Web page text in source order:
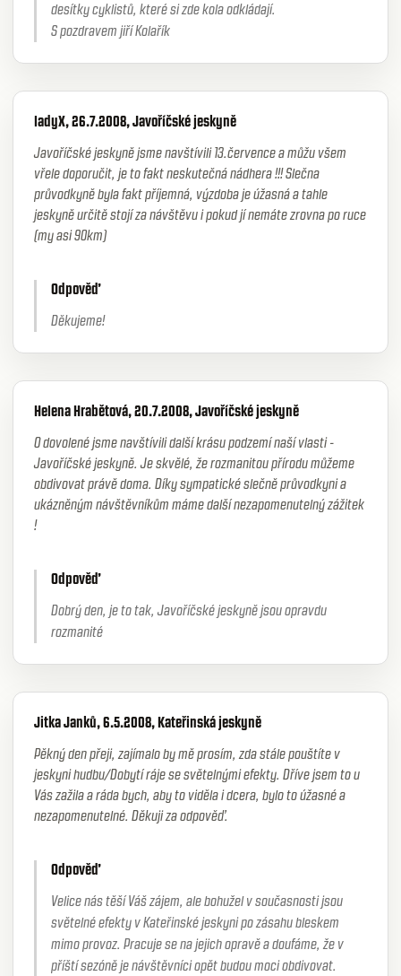
desítky cyklistů, které si zde kola odkládají.
S pozdravem jiří Kolařík
ladyX, 26.7.2008, Javoříčské jeskyně
Javoříčské jeskyně jsme navštívili 13.července a můžu všem
vřele doporučit, je to fakt neskutečná nádhera !!! Slečna
průvodkyně byla fakt příjemná, výzdoba je úžasná a tahle
jeskyně určitě stojí za návštěvu i pokud jí nemáte zrovna po ruce
(my asi 90km)
Odpověď
Děkujeme!
Helena Hrabětová, 20.7.2008, Javoříčské jeskyně
O dovolené jsme navštívili další krásu podzemí naší vlasti -
Javoříčské jeskyně. Je skvělé, že rozmanitou přírodu můžeme
obdivovat právě doma. Díky sympatické slečně průvodkyni a
ukázněným návštěvníkům máme další nezapomenutelný zážitek
!
Odpověď
Dobrý den, je to tak, Javoříčské jeskyně jsou opravdu
rozmanité
Jitka Janků, 6.5.2008, Kateřinská jeskyně
Pěkný den přeji, zajímalo by mě prosím, zda stále pouštíte v
jeskyni hudbu/Dobytí ráje se světelnými efekty. Dříve jsem to u
Vás zažila a ráda bych, aby to viděla i dcera, bylo to úžasné a
nezapomenutelné. Děkuji za odpověď.
Odpověď
Velice nás těší Váš zájem, ale bohužel v současnosti jsou
světelné efekty v Kateřinské jeskyni po zásahu bleskem
mimo provoz. Pracuje se na jejich opravě a doufáme, že v
příští sezóně je návštěvníci opět budou moci obdivovat.